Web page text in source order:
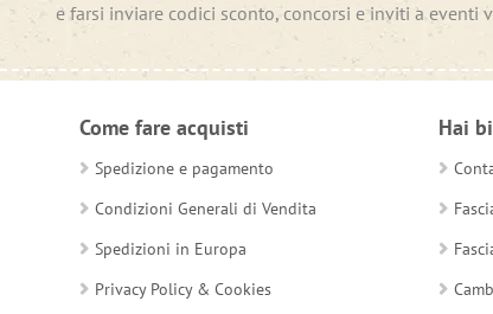
e farsi inviare codici sconto, concorsi e inviti a eventi
Come fare acquisti
Spedizione e pagamento
Condizioni Generali di Vendita
Spedizioni in Europa
Privacy Policy & Cookies
Hai